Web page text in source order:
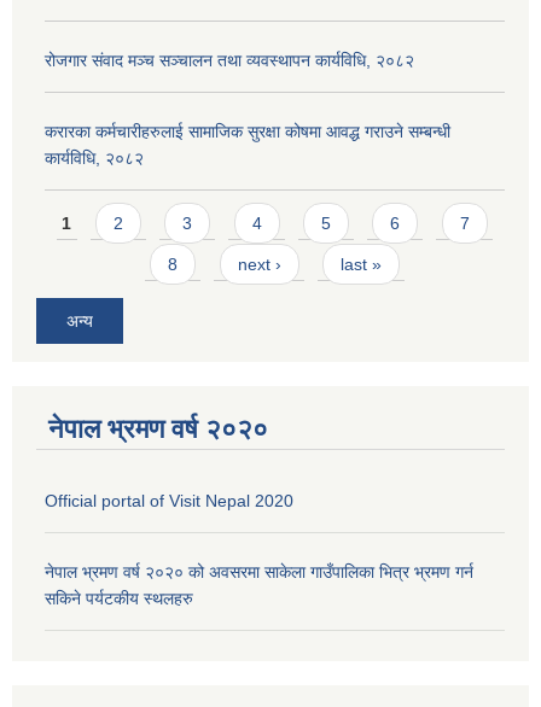
रोजगार संवाद मञ्च सञ्चालन तथा व्यवस्थापन कार्यविधि, २०८२
करारका कर्मचारीहरुलाई सामाजिक सुरक्षा कोषमा आवद्ध गराउने सम्बन्धी
कार्यविधि, २०८२
Pages
1 2 3 4 5 6 7
8 next › last »
अन्य
नेपाल भ्रमण वर्ष २०२०
Official portal of Visit Nepal 2020
नेपाल भ्रमण वर्ष २०२० को अवसरमा साकेला गाउँपालिका भित्र भ्रमण गर्न
सकिने पर्यटकीय स्थलहरु